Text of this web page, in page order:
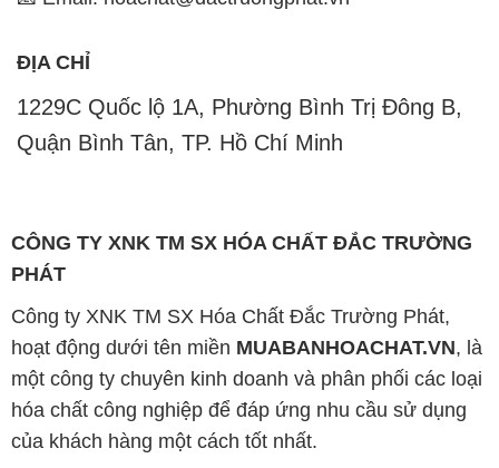
giờ xao lạc uy tín. Chúng tôi luôn ý thức rằng những
sản phẩm chúng tôi cung cấp phải đảm bảo chất
lượng và làm hài lòng đối tác. Đồng thời, chúng tôi
cam kết giá cả hợp lý, để cùng nhau phát triển và tồn
Công ty Hóa Chất Đắc Trường Phát có khả năng đáp
ứng đa dạng nhu cầu về hóa chất và phục vụ cho tất
tại TP. Hồ Chí Minh. Sứ mệnh của chúng tôi là cung
cấp và phân phối các sản phẩm hóa chất đảm bảo
chất lượng và giá thành tốt nhất.
Trên website Muabanhoachat.vn, khách hàng có thể
tìm thấy một loạt các sản phẩm hóa chất đa dạng,